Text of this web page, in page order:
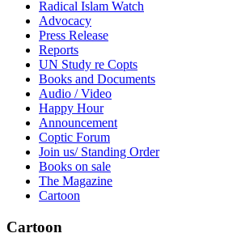
Radical Islam Watch
Advocacy
Press Release
Reports
UN Study re Copts
Books and Documents
Audio / Video
Happy Hour
Announcement
Coptic Forum
Join us/ Standing Order
Books on sale
The Magazine
Cartoon
Cartoon